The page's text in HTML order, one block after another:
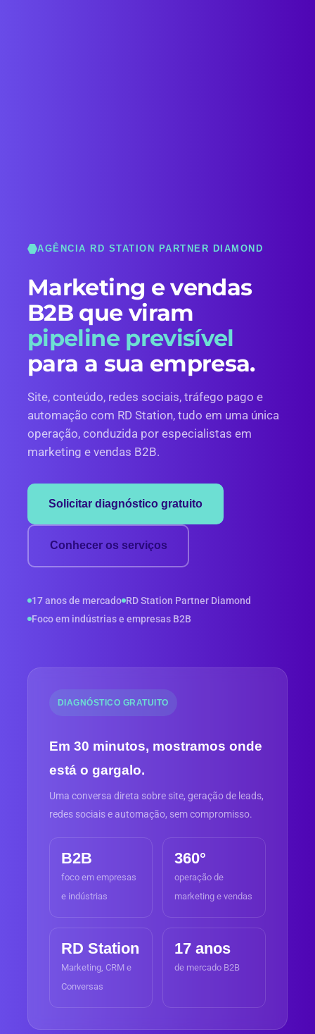
AGÊNCIA RD STATION PARTNER DIAMOND
Marketing e vendas
B2B que viram
pipeline previsível
para a sua empresa.
Site, conteúdo, redes sociais, tráfego pago e
automação com RD Station, tudo em uma única
operação, conduzida por especialistas em
marketing e vendas B2B.
Solicitar diagnóstico gratuito
Conhecer os serviços
17 anos de mercado RD Station Partner Diamond
Foco em indústrias e empresas B2B
DIAGNÓSTICO GRATUITO
Em 30 minutos, mostramos onde
está o gargalo.
Uma conversa direta sobre site, geração de leads,
redes sociais e automação, sem compromisso.
B2B
foco em empresas
e indústrias
360°
operação de
marketing e vendas
RD Station
Marketing, CRM e
Conversas
17 anos
de mercado B2B